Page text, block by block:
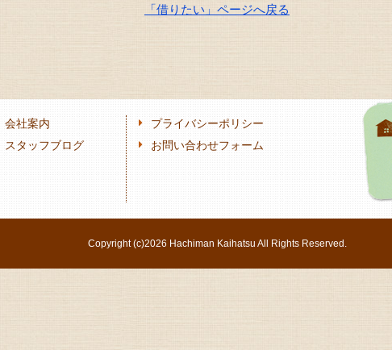
「借りたい」ページへ戻る
会社案内
スタッフブログ
プライバシーポリシー
お問い合わせフォーム
Copyright (c)2026 Hachiman Kaihatsu All Rights Reserved.